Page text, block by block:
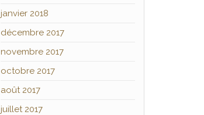
janvier 2018
décembre 2017
novembre 2017
octobre 2017
août 2017
juillet 2017